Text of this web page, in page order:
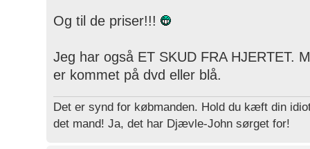
Og til de priser!!!
Jeg har også ET SKUD FRA HJERTET.
er kommet på dvd eller blå.
Det er synd for købmanden. Hold du kæft din
det mand! Ja, det har Djævle-John sørget for!